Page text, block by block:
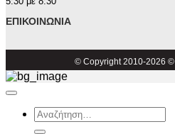
ΕΠΙΚΟΙΝΩΝΊΑ
© Copyright 2010-2026 ©
Αναζήτηση
για: